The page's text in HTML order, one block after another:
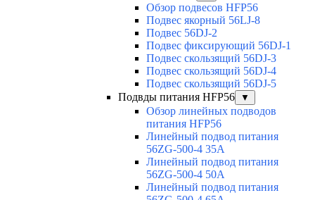
Обзор подвесов HFP56
Подвес якорный 56LJ-8
Подвес 56DJ-2
Подвес фиксирующий 56DJ-1
Подвес скользящий 56DJ-3
Подвес скользящий 56DJ-4
Подвес скользящий 56DJ-5
Подвды питания HFP56
▼
Обзор линейных подводов
питания HFP56
Линейный подвод питания
56ZG-500-4 35A
Линейный подвод питания
56ZG-500-4 50A
Линейный подвод питания